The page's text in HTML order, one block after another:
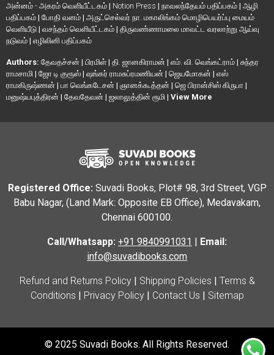
அன்னம் - அகரம் வெளியீட்டகம் | Notion Press | நாவலந்தேயம் பதிப்பகம் | ஆழி
பதிப்பகம் | போதி வனம் | அருட்செல்வர் நா. மகாலிங்கம் மொழிபெயர்ப்பு மையம்
வெளியீடு | வசந்தம் வெளியீட்டகம் | திருவண்ணாமலை மாவட்ட வரலாற்று ஆய்வு
நடுவம் | எழிலினி பதிப்பகம்
Authors: தேவதச்சன் | பிரமிள் | தி. ஜானகிராமன் | எம். வி. வெங்கட்ராம் | சுந்தர
ராமசாமி | ஜோ டி குரூஸ் | ஷங்கர் ராமசுப்ரமணியன் | ஜெயமோகன் | எஸ்
ராமகிருஷ்ணன் | பா வெங்கடேசன் | ஞானக்கூத்தன் | ஜெ பிரான்சிஸ் கிருபா |
மனுஷ்யபுத்திரன் | தேவதேவன் | ஜலாலுத்தின் ரூமி | View More
Registered Office: Suvadi Books, Plot# 98, 3rd Street, VGP
Babu Nagar, (Land Mark: Opposite EB Office), Medavakam,
Chennai 600100.
Call/Whatsapp: +91 9840991031 | Email:
info@suvadibooks.com
Refund and Returns Policy| Shipping Policies | Terms &
Conditions | Privacy Policy| Contact Us | Sitemap
© 2025 Suvadi Books. All Rights Reserved.